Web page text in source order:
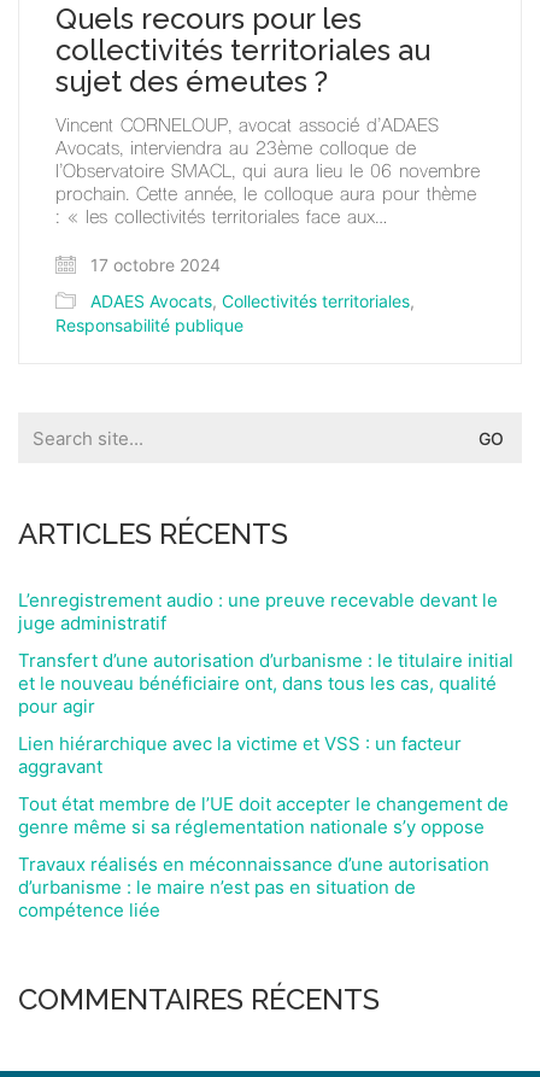
Quels recours pour les
collectivités territoriales au
sujet des émeutes ?
Vincent CORNELOUP, avocat associé d’ADAES
Avocats, interviendra au 23ème colloque de
l’Observatoire SMACL, qui aura lieu le 06 novembre
prochain. Cette année, le colloque aura pour thème
: « les collectivités territoriales face aux…
17 octobre 2024
ADAES Avocats, Collectivités territoriales,
Responsabilité publique
for:
ARTICLES RÉCENTS
L’enregistrement audio : une preuve recevable devant le
juge administratif
Transfert d’une autorisation d’urbanisme : le titulaire initial
et le nouveau bénéficiaire ont, dans tous les cas, qualité
pour agir
Lien hiérarchique avec la victime et VSS : un facteur
aggravant
Tout état membre de l’UE doit accepter le changement de
genre même si sa réglementation nationale s’y oppose
Travaux réalisés en méconnaissance d’une autorisation
d’urbanisme : le maire n’est pas en situation de
compétence liée
COMMENTAIRES RÉCENTS